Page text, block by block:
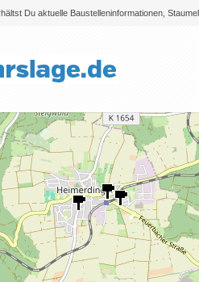
Du aktuelle Baustelleninformationen,